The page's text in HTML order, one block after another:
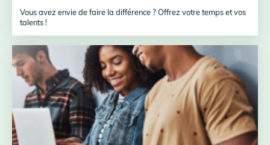
Vous avez envie de faire la différence ? Offrez votre temps et vos
talents !